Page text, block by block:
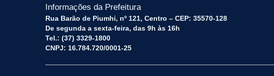
Informações da Prefeitura
Rua Barão de Piumhi, nº 121, Centro – CEP: 35570-128
De segunda a sexta-feira, das 9h às 16h
Tel.: (37) 3329-1800
CNPJ: 16.784.720/0001-25